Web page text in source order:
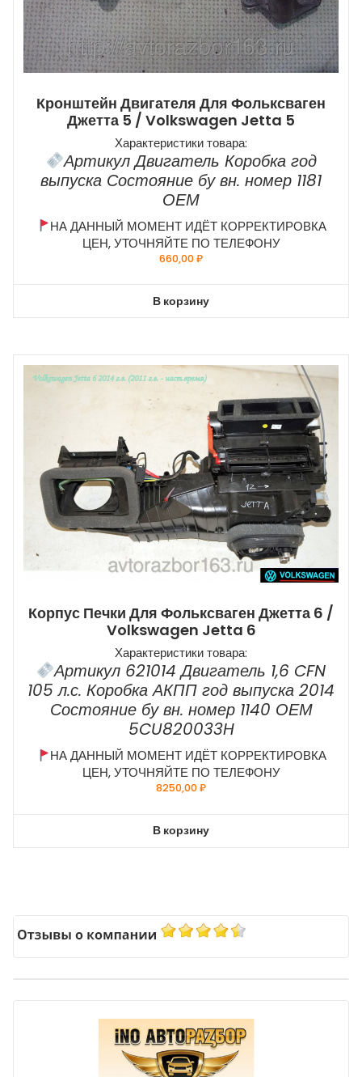
Кронштейн Двигателя Для Фольксваген
Джетта 5 / Volkswagen Jetta 5
Характеристики товара:
Артикул Двигатель Коробка год
выпуска Состояние бу вн. номер 1181
ОЕМ
НА ДАННЫЙ МОМЕНТ ИДЁТ КОРРЕКТИРОВКА
ЦЕН, УТОЧНЯЙТЕ ПО ТЕЛЕФОНУ
660,00₽
В корзину
Корпус Печки Для Фольксваген Джетта 6 /
Volkswagen Jetta 6
Характеристики товара:
Артикул 621014 Двигатель 1,6 CFN
105 л.с. Коробка АКПП год выпуска 2014
Состояние бу вн. номер 1140 ОЕМ
5CU820033H
НА ДАННЫЙ МОМЕНТ ИДЁТ КОРРЕКТИРОВКА
ЦЕН, УТОЧНЯЙТЕ ПО ТЕЛЕФОНУ
8250,00₽
В корзину